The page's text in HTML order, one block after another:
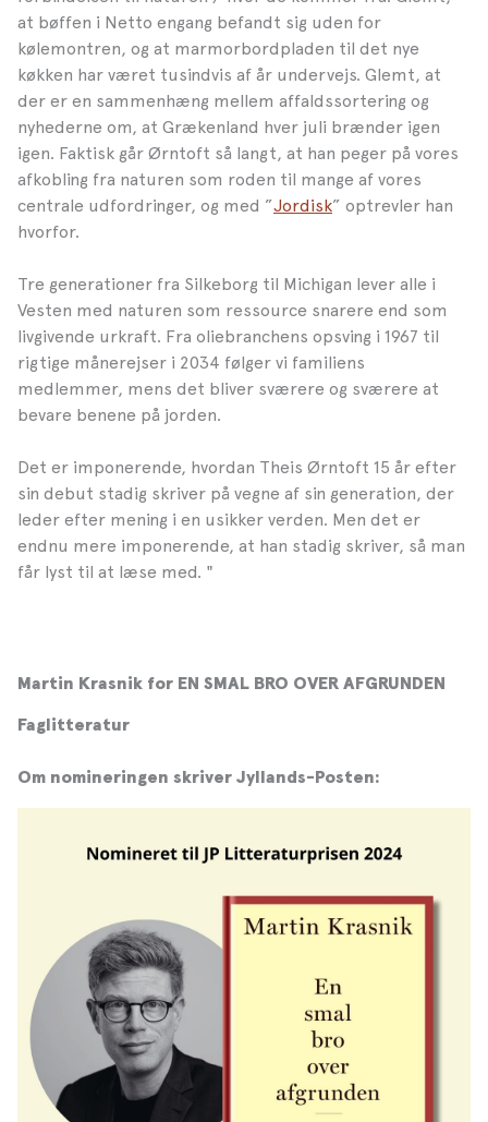
at bøffen i Netto engang befandt sig uden for
kølemontren, og at marmorbordpladen til det nye
køkken har været tusindvis af år undervejs. Glemt, at
der er en sammenhæng mellem affaldssortering og
nyhederne om, at Grækenland hver juli brænder igen
igen. Faktisk går Ørntoft så langt, at han peger på vores
afkobling fra naturen som roden til mange af vores
centrale udfordringer, og med ”Jordisk” optrevler han
hvorfor.
Tre generationer fra Silkeborg til Michigan lever alle i
Vesten med naturen som ressource snarere end som
livgivende urkraft. Fra oliebranchens opsving i 1967 til
rigtige månerejser i 2034 følger vi familiens
medlemmer, mens det bliver sværere og sværere at
bevare benene på jorden.
Det er imponerende, hvordan Theis Ørntoft 15 år efter
sin debut stadig skriver på vegne af sin generation, der
leder efter mening i en usikker verden. Men det er
endnu mere imponerende, at han stadig skriver, så man
får lyst til at læse med. "
Martin Krasnik for EN SMAL BRO OVER AFGRUNDEN
Faglitteratur
Om nomineringen skriver Jyllands-Posten: